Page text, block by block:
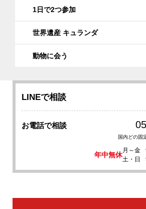
1日で2つ参加
世界遺産 キュランダ
動物に会う
LINEで相談
お電話で相談
国内どの固
年中無休
月～金
土・日